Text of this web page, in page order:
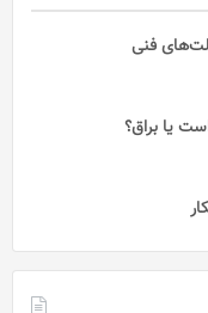
فنی
یا براق؟